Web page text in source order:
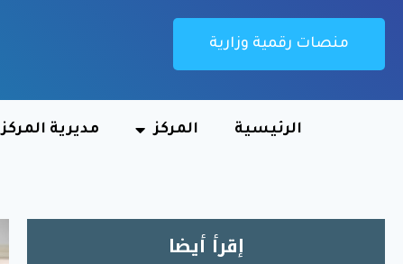
منصات رقمية وزارية
الرئيسية المركز مديرية المركز
إقرأ أيضا